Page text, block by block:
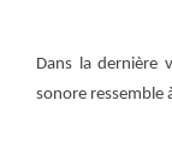
Dans la dernière
sonore ressemble